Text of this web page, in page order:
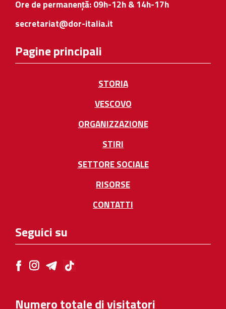
Ore de permanență: 09h-12h & 14h-17h
secretariat@dor-italia.it
Pagine principali
STORIA
VESCOVO
ORGANIZZAZIONE
STIRI
SETTORE SOCIALE
RISORSE
CONTATTI
Seguici su
Numero totale di visitatori